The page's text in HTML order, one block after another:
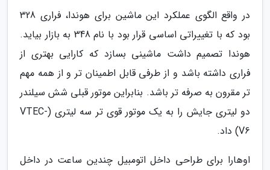
در واقع الگوی عملکرد این ماشین برای هوندا، فراری 328
بود که با تغییراتی اساسی قرار بود با نام 348 به بازار بیاید.
هوندا تصمیم داشت ماشینی بسازد که کارایی بهتری از
فراری داشته باشد و از طرفی قابل اطمینان تر و از همه مهم
تر مقرون به صرفه تر باشد. بنابراین موتور قبلی شش سیلندر
دو لیتری جایش را به یک موتور قوی تر سه لیتری (VTEC-
V6) داد.
اوهارا برای طراحی داخل اتومبیل چندین ساعت در داخل